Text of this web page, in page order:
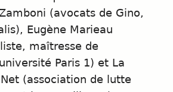
(avocats de Gino,
Eugène Marieau
maîtresse de
Paris 1) et La
(association de lutte